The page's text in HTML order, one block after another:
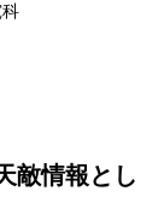
敵情報とし